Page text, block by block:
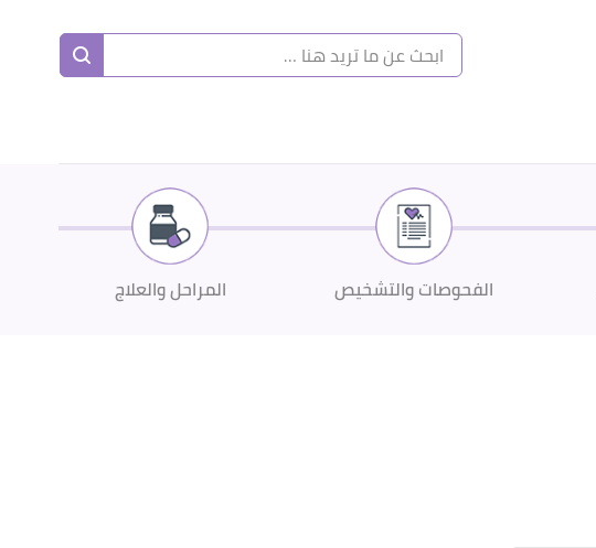
الفحوصات والتشخيص المراحل والعلاج